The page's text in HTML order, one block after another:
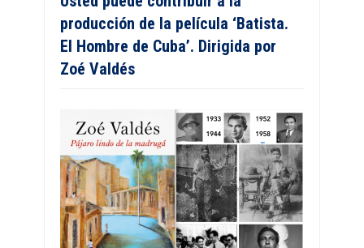
producción de la película ‘Batista.
El Hombre de Cuba’. Dirigida por
Zoé Valdés